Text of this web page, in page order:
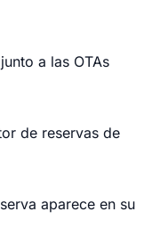
a las OTAs
de reservas de
aparece en su